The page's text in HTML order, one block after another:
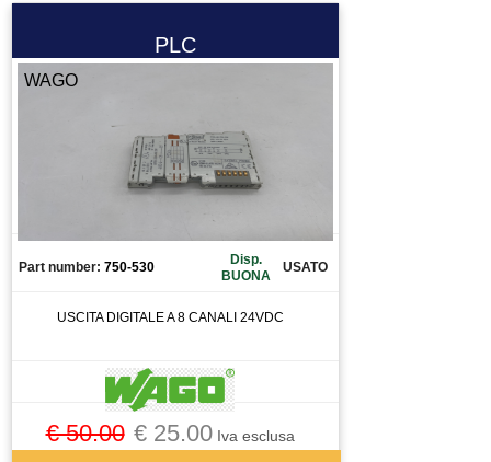
PLC
WAGO
Part number: 750-530
Disp.
BUONA
USATO
USCITA DIGITALE A 8 CANALI 24VDC
€ 50.00 € 25.00Iva esclusa